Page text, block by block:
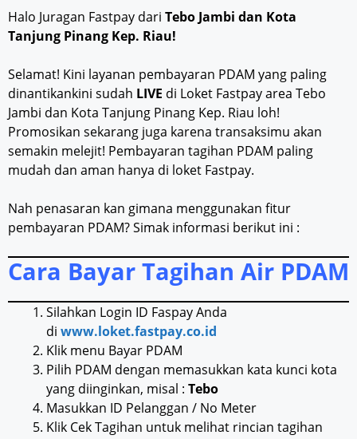
Halo Juragan Fastpay dari Tebo Jambi dan Kota
Tanjung Pinang Kep. Riau!
Selamat! Kini layanan pembayaran PDAM yang paling
dinantikankini sudah LIVE di Loket Fastpay area Tebo
Jambi dan Kota Tanjung Pinang Kep. Riau loh!
Promosikan sekarang juga karena transaksimu akan
semakin melejit! Pembayaran tagihan PDAM paling
mudah dan aman hanya di loket Fastpay.
Nah penasaran kan gimana menggunakan fitur
pembayaran PDAM? Simak informasi berikut ini :
Cara Bayar Tagihan Air PDAM
Silahkan Login ID Faspay Anda
di www.loket.fastpay.co.id
Klik menu Bayar PDAM
Pilih PDAM dengan memasukkan kata kunci kota
yang diinginkan, misal : Tebo
Masukkan ID Pelanggan / No Meter
Klik Cek Tagihan untuk melihat rincian tagihan